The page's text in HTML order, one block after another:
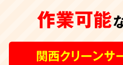
作業可能
関西クリーンサ